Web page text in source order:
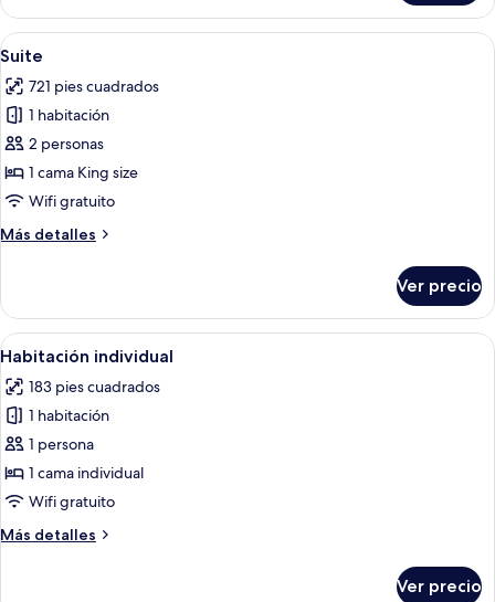
doble
Abrir
todas
las
fotos
de
Suite
Un dormitorio moderno con una
16
Suite
721 pies cuadrados
1 habitación
2 personas
1 cama King size
Wifi gratuito
Más detalles
Más
Ver precio
Abrir
todas
las
fotos
de
Habitación
individual
Una habitación de hotel con una
3
Habitación individual
183 pies cuadrados
1 habitación
1 persona
1 cama individual
Wifi gratuito
Más detalles
Más
Ver precio